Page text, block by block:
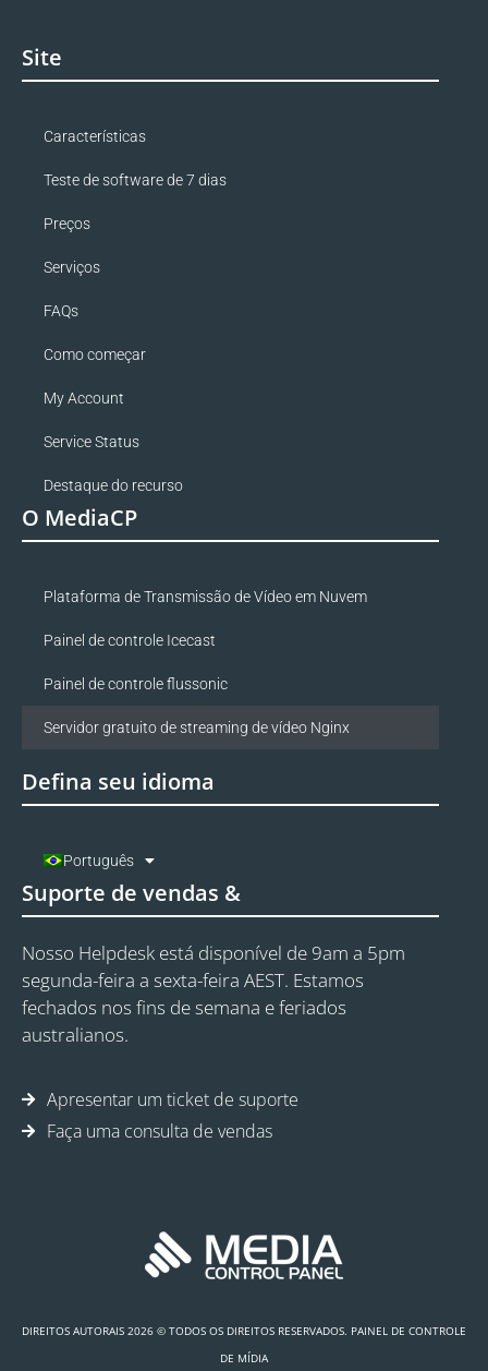
Site
Características
Teste de software de 7 dias
Preços
Serviços
FAQs
Como começar
My Account
Service Status
Destaque do recurso
O MediaCP
Plataforma de Transmissão de Vídeo em Nuvem
Painel de controle Icecast
Painel de controle flussonic
Servidor gratuito de streaming de vídeo Nginx
Defina seu idioma
Português
Suporte de vendas &
Nosso Helpdesk está disponível de 9am a 5pm
segunda-feira a sexta-feira AEST. Estamos
fechados nos fins de semana e feriados
australianos.
Apresentar um ticket de suporte
Faça uma consulta de vendas
DIREITOS AUTORAIS 2026 © TODOS OS DIREITOS RESERVADOS. PAINEL DE CONTROLE
DE MÍDIA